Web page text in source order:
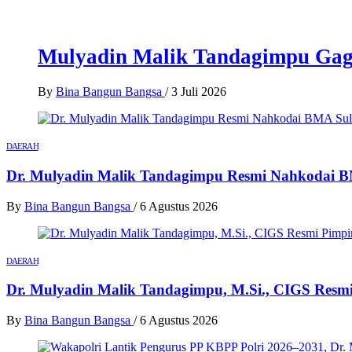
Mulyadin Malik Tandagimpu
By Bina Bangun Bangsa / 3 Juli 2026
DAERAH
Dr. Mulyadin Malik Tandagimpu Resmi Nahkodai
By Bina Bangun Bangsa / 6 Agustus 2026
DAERAH
Dr. Mulyadin Malik Tandagimpu, M.Si., CIGS
By Bina Bangun Bangsa / 6 Agustus 2026